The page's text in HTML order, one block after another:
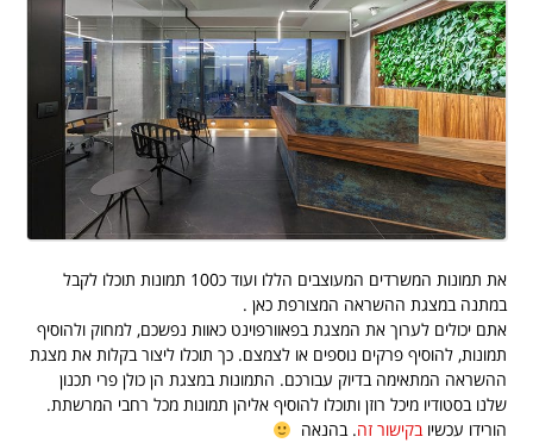
את תמונות המשרדים המעוצבים הללו ועוד כ100 תמונות תוכלו לקבל
במתנה במצגת ההשראה המצורפת כאן .
אתם יכולים לערוך את המצגת בפאוורפוינט כאוות נפשכם, למחוק ולהוסיף
תמונות, להוסיף פרקים נוספים או לצמצם. כך תוכלו ליצור בקלות את מצגת
ההשראה המתאימה בדיוק עבורכם. התמונות במצגת הן כולן פרי תכנון
שלנו בסטודיו מיכל רוזן ותוכלו להוסיף אליהן תמונות מכל רחבי המרשתת.
הורידו עכשיובקישור זה. בהנאה